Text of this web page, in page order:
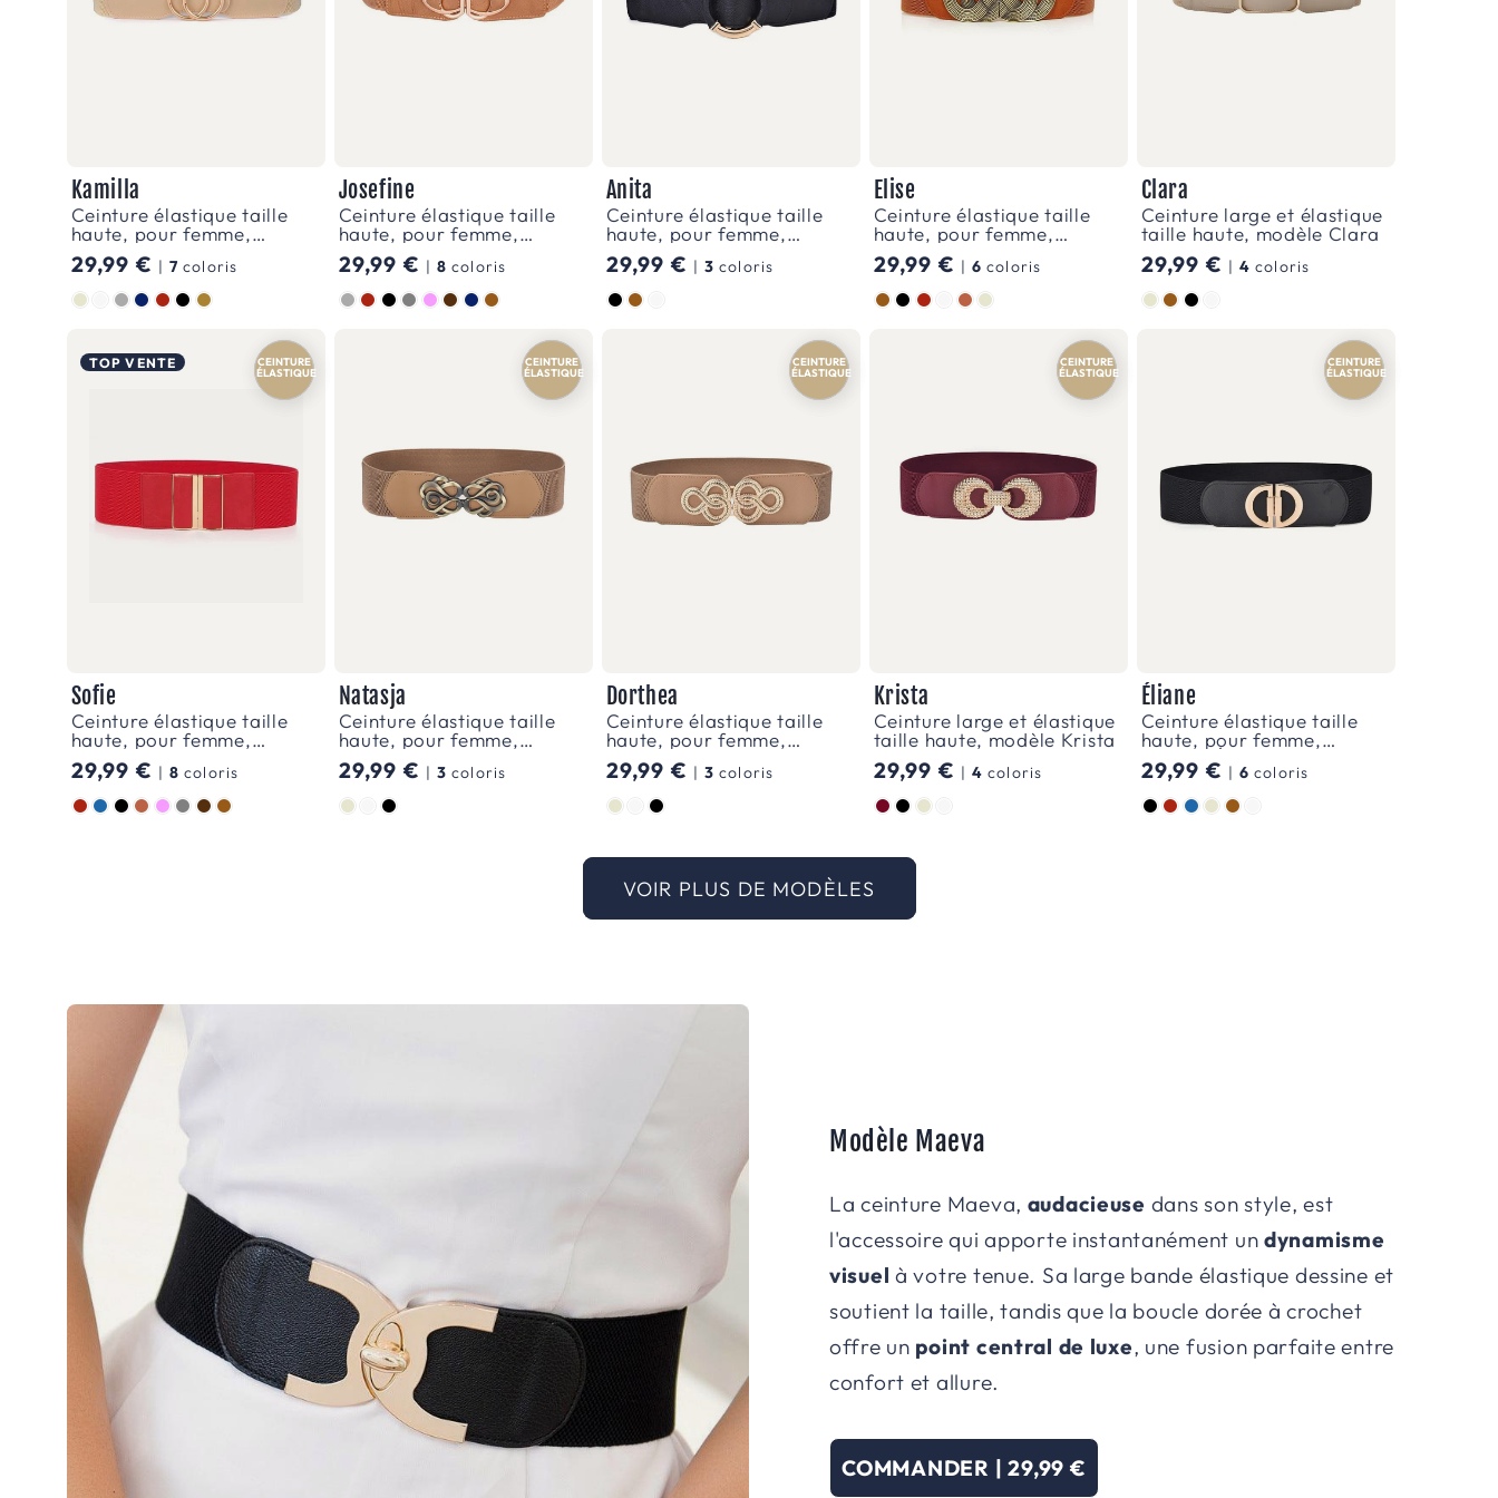
Kamilla
Ceinture élastique taille
haute, pour femme,
modèle Kamilla
Prix
habituel
29,99 € | 7 coloris
Couleur
Josefine
Ceinture élastique taille
haute, pour femme,
modèle Josefine
Prix
habituel
29,99 € | 8 coloris
Couleur
Anita
Ceinture élastique taille
haute, pour femme,
modèle Anita
Prix
habituel
29,99 € | 3 coloris
Couleur
Elise
Ceinture élastique taille
haute, pour femme,
modèle Elise
Prix
habituel
29,99 € | 6 coloris
Couleur
Clara
Ceinture large et élastique
taille haute, modèle Clara
Prix
habituel
29,99 € | 4 coloris
Couleur
TOP VENTE
SIMILI
VEGAN
CEINTURE
ÉLASTIQUE
Sofie
Ceinture élastique taille
haute, pour femme,
modèle Sofie
Prix
habituel
29,99 € | 8 coloris
Couleur
SIMILI
VEGAN
CEINTURE
ÉLASTIQUE
Natasja
Ceinture élastique taille
haute, pour femme,
modèle Natasja
Prix
habituel
29,99 € | 3 coloris
Couleur
SIMILI
VEGAN
CEINTURE
ÉLASTIQUE
Dorthea
Ceinture élastique taille
haute, pour femme,
modèle Dorthea
Prix
habituel
29,99 € | 3 coloris
Couleur
SIMILI
VEGAN
CEINTURE
ÉLASTIQUE
Krista
Ceinture large et élastique
taille haute, modèle Krista
Prix
habituel
29,99 € | 4 coloris
Couleur
SIMILI
VEGAN
CEINTURE
ÉLASTIQUE
Éliane
Ceinture élastique taille
haute, pour femme,
modèle Éliane
Prix
habituel
29,99 € | 6 coloris
Couleur
VOIR PLUS DE MODÈLES
Modèle Maeva
La ceinture Maeva, audacieuse dans son style, est
l'accessoire qui apporte instantanément un dynamisme
visuel à votre tenue. Sa large bande élastique dessine et
soutient la taille, tandis que la boucle dorée à crochet
offre un point central de luxe, une fusion parfaite entre
confort et allure.
COMMANDER |29,99 €